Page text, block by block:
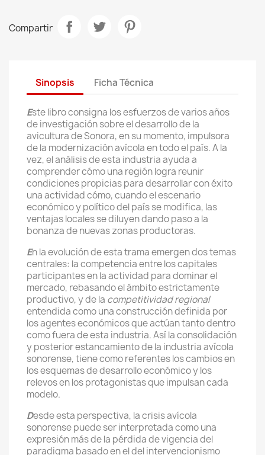
Compartir
Sinopsis Ficha Técnica
Este libro consigna los esfuerzos de varios años
de investigación sobre el desarrollo de la
avicultura de Sonora, en su momento, impulsora
de la modernización avícola en todo el país. A la
vez, el análisis de esta industria ayuda a
comprender cómo una región logra reunir
condiciones propicias para desarrollar con éxito
una actividad cómo, cuando el escenario
económico y político del país se modifica, las
ventajas locales se diluyen dando paso a la
bonanza de nuevas zonas productoras.
En la evolución de esta trama emergen dos temas
centrales: la competencia entre los capitales
participantes en la actividad para dominar el
mercado, rebasando el ámbito estrictamente
productivo, y de la competitividad regional
entendida como una construcción definida por
los agentes económicos que actúan tanto dentro
como fuera de esta industria. Así la consolidación
y posterior estancamiento de la industria avícola
sonorense, tiene como referentes los cambios en
los esquemas de desarrollo económico y los
relevos en los protagonistas que impulsan cada
modelo.
Desde esta perspectiva, la crisis avícola
sonorense puede ser interpretada como una
expresión más de la pérdida de vigencia del
paradigma basado en el del intervencionismo